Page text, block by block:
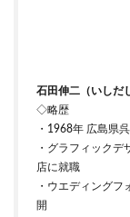
石田伸二（いしだ
◇略歴
・1968年 広島県
・グラフィック
店に就職
・ウエディング
開